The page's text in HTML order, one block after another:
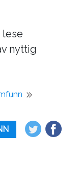
lese
nyttig